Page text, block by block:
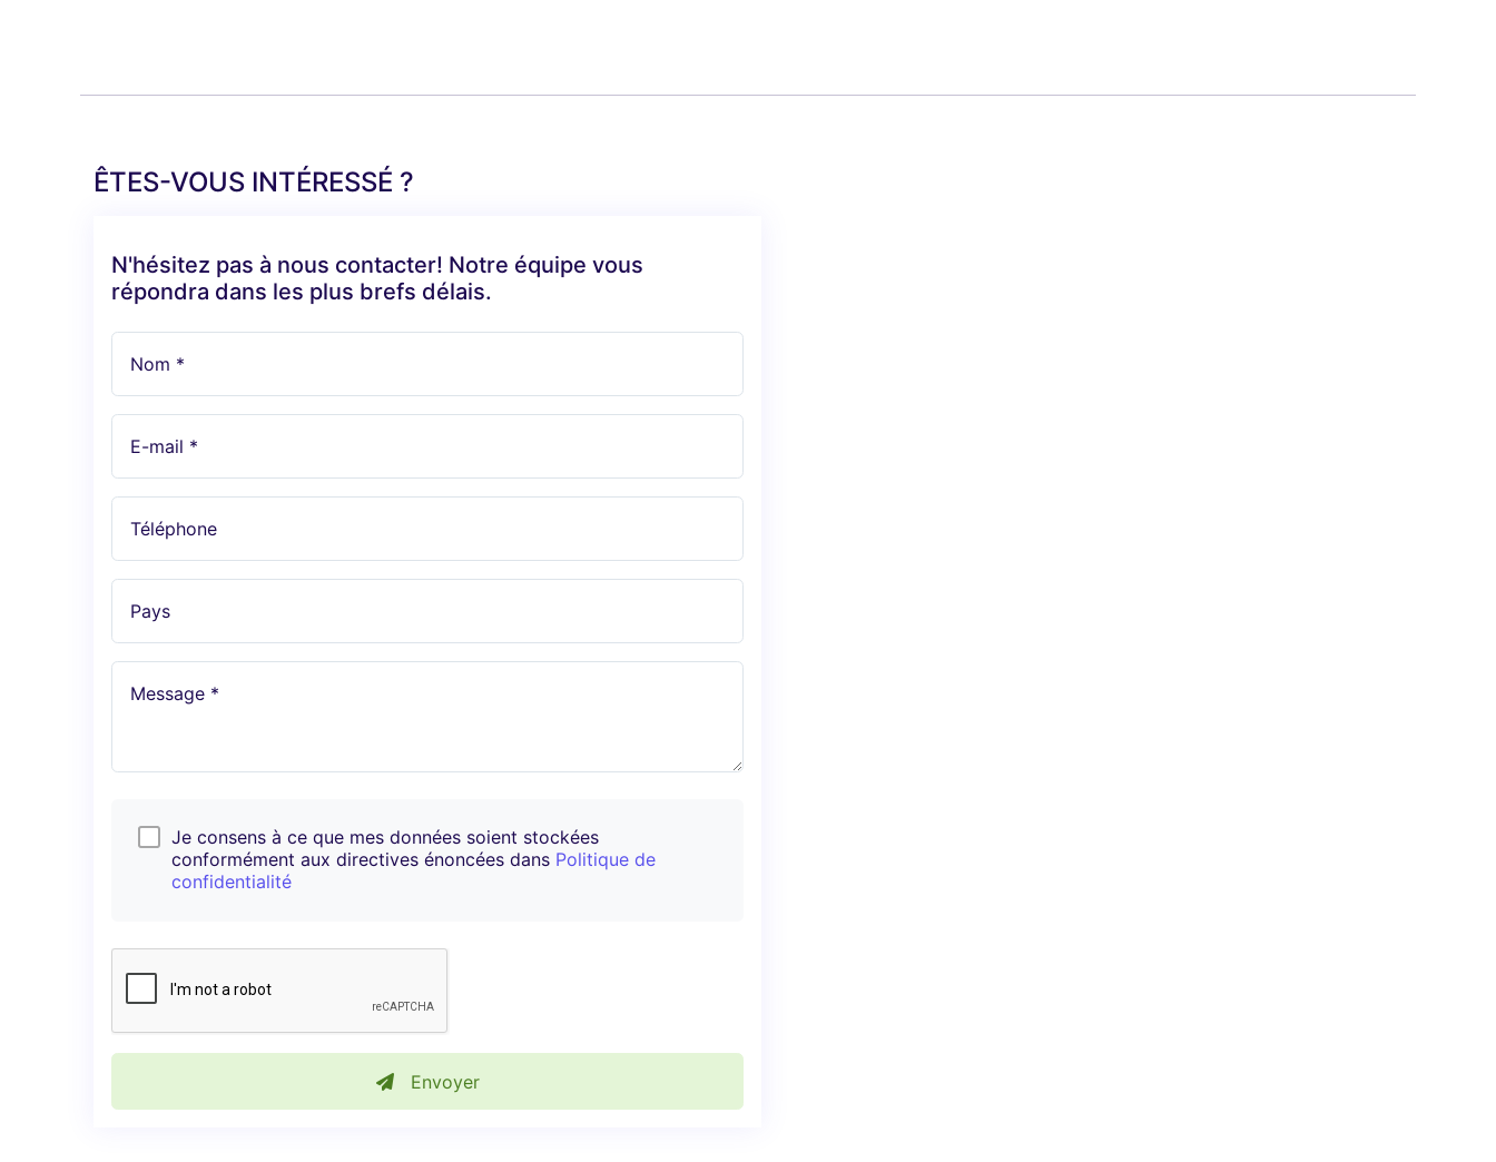
ÊTES-VOUS INTÉRESSÉ ?
N'hésitez pas à nous contacter! Notre équipe vous
répondra dans les plus brefs délais.
Nom *
E-mail *
Téléphone
Pays
Message *
Je consens à ce que mes données soient stockées
conformément aux directives énoncées dans Politique de
confidentialité
Envoyer